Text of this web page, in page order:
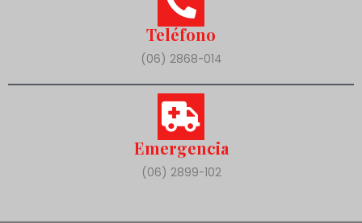
Teléfono
(06) 2868-014
Emergencia
(06) 2899-102